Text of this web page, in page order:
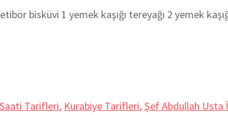
bisküvi 1 yemek kaşığı tereyağı 2 yemek
Tarifleri, Kurabiye Tarifleri, Şef Abdullah Usta